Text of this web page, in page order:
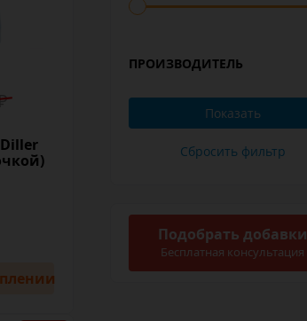
ПРОИЗВОДИТЕЛЬ
Подобрать добавки
Бесплатная консультация